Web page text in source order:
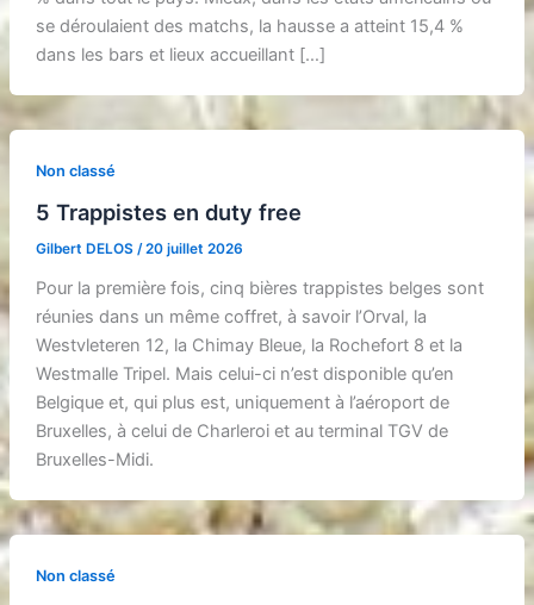
se déroulaient des matchs, la hausse a atteint 15,4 %
dans les bars et lieux accueillant […]
Non classé
5 Trappistes en duty free
Gilbert DELOS /20 juillet 2026
Pour la première fois, cinq bières trappistes belges sont
réunies dans un même coffret, à savoir l’Orval, la
Westvleteren 12, la Chimay Bleue, la Rochefort 8 et la
Westmalle Tripel. Mais celui-ci n’est disponible qu’en
Belgique et, qui plus est, uniquement à l’aéroport de
Bruxelles, à celui de Charleroi et au terminal TGV de
Bruxelles-Midi.
Non classé